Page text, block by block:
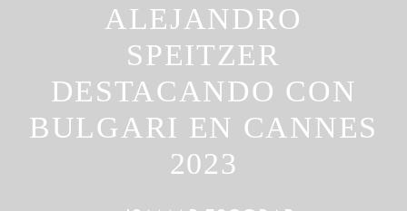
ALEJANDRO
SPEITZER
DESTACANDO CON
BULGARI EN CANNES
2023